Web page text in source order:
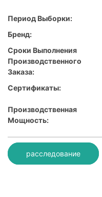
Период Выборки:
Бренд:
Сроки Выполнения
Производственного
Заказа:
Сертификаты:
Производственная
Мощность:
расследование